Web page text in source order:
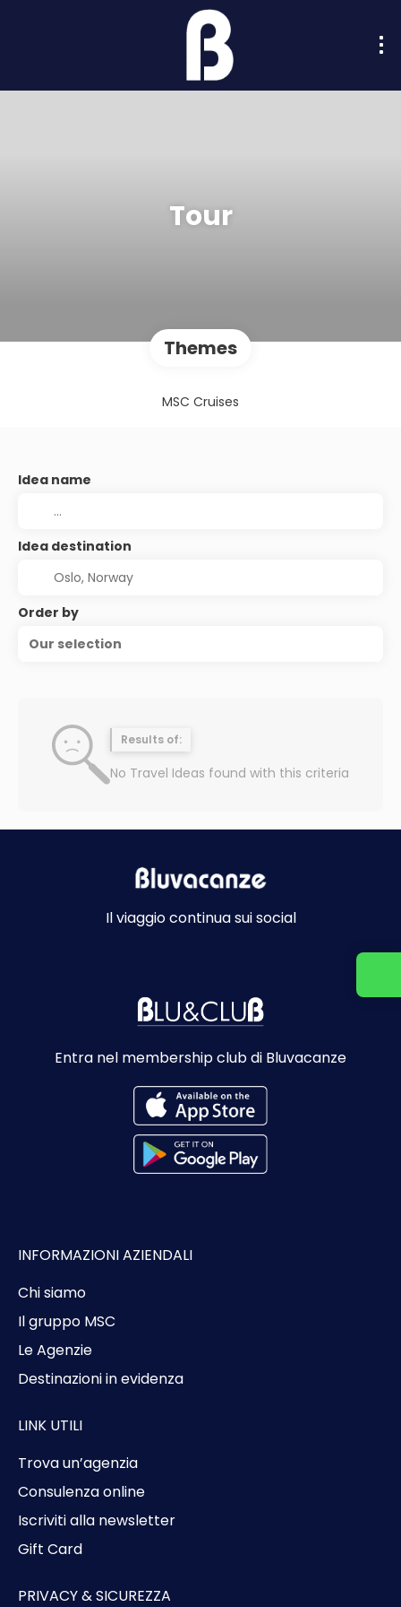
Tour
Themes
MSC Cruises
Idea name
Idea destination
Order by
Our selection
Results of:
No Travel Ideas found with this criteria
Il viaggio continua sui social
Entra nel membership club di Bluvacanze
INFORMAZIONI AZIENDALI
Chi siamo
Il gruppo MSC
Le Agenzie
Destinazioni in evidenza
LINK UTILI
Trova un’agenzia
Consulenza online
Iscriviti alla newsletter
Gift Card
PRIVACY & SICUREZZA